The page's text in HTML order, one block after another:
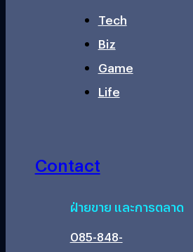
Tech
Biz
Game
Life
Contact
ฝ่ายขาย และการตลาด
085-848-